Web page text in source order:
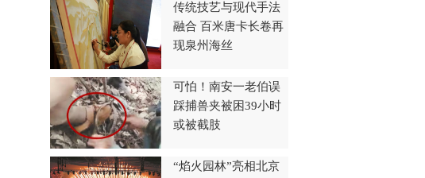
传统技艺与现代手法
融合 百米唐卡长卷再
现泉州海丝
可怕！南安一老伯误
踩捕兽夹被困39小时
或被截肢
“焰火园林”亮相北京